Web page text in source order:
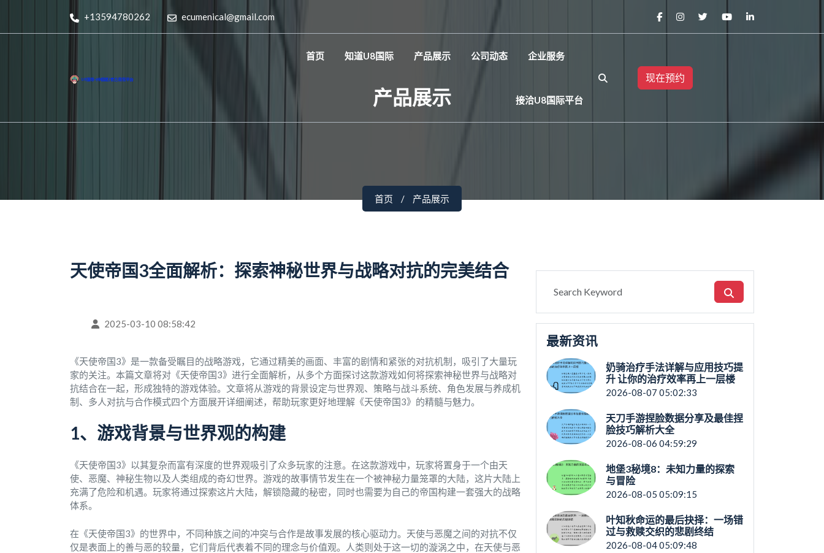
+13594780262 ecumenical@gmail.com
首页 知道U8国际 产品展示 公司动态 企业服务
接洽U8国际平台
现在预约
产品展示
首页 产品展示
天使帝国3全面解析：探索神秘世界与战略对抗的完美结合
2025-03-10 08:58:42
《天使帝国3》是一款备受瞩目的战略游戏，它通过精美的画面、丰富的剧情和紧张的对抗机制，吸引了大量玩
家的关注。本篇文章将对《天使帝国3》进行全面解析，从多个方面探讨这款游戏如何将探索神秘世界与战略对
抗结合在一起，形成独特的游戏体验。文章将从游戏的背景设定与世界观、策略与战斗系统、角色发展与养成机
制、多人对抗与合作模式四个方面展开详细阐述，帮助玩家更好地理解《天使帝国3》的精髓与魅力。
1、游戏背景与世界观的构建
《天使帝国3》以其复杂而富有深度的世界观吸引了众多玩家的注意。在这款游戏中，玩家将置身于一个由天
使、恶魔、神秘生物以及人类组成的奇幻世界。游戏的故事情节发生在一个被神秘力量笼罩的大陆，这片大陆上
充满了危险和机遇。玩家将通过探索这片大陆，解锁隐藏的秘密，同时也需要为自己的帝国构建一套强大的战略
体系。
在《天使帝国3》的世界中，不同种族之间的冲突与合作是故事发展的核心驱动力。天使与恶魔之间的对抗不仅
仅是表面上的善与恶的较量，它们背后代表着不同的理念与价值观。人类则处于这一切的漩涡之中，在天使与恶
最新资讯
奶骑治疗手法详解与应用技巧提
升 让你的治疗效率再上一层楼
2026-08-07 05:02:33
天刀手游捏脸数据分享及最佳捏
脸技巧解析大全
2026-08-06 04:59:29
地堡3秘境8：未知力量的探索
与冒险
2026-08-05 05:09:15
叶知秋命运的最后抉择：一场错
过与救赎交织的悲剧终结
2026-08-04 05:09:48